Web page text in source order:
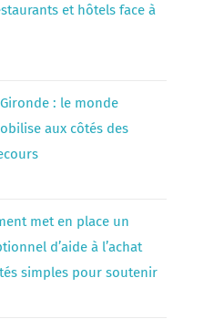
et hôtels face à
: le monde
aux côtés des
met en place un
d’aide à l’achat
simples pour soutenir